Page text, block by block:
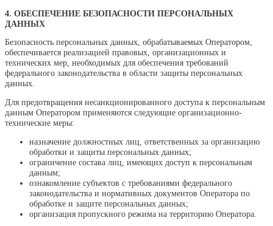
4. ОБЕСПЕЧЕНИЕ БЕЗОПАСНОСТИ ПЕРСОНАЛЬНЫХ
ДАННЫХ
Безопасность персональных данных, обрабатываемых Оператором,
обеспечивается реализацией правовых, организационных и
технических мер, необходимых для обеспечения требований
федерального законодательства в области защиты персональных
данных.
Для предотвращения несанкционированного доступа к персональным
данным Оператором применяются следующие организационно-
технические меры:
назначение должностных лиц, ответственных за организацию
обработки и защиты персональных данных;
ограничение состава лиц, имеющих доступ к персональным
данным;
ознакомление субъектов с требованиями федерального
законодательства и нормативных документов Оператора по
обработке и защите персональных данных;
организация пропускного режима на территорию Оператора.